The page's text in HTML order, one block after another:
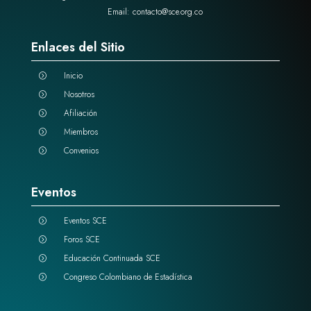
Email: contacto@sce.org.co
Enlaces del Sitio
= Inicio
= Nosotros
= Afiliación
= Miembros
= Convenios
Eventos
= Eventos SCE
= Foros SCE
= Educación Continuada SCE
= Congreso Colombiano de Estadística